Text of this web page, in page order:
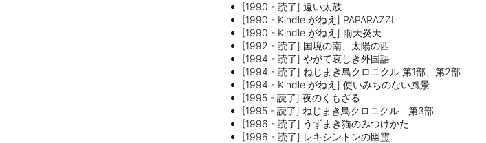
[1990 - 読了] 遠い太鼓
[1990 - Kindle がねえ] PAPARAZZI
[1990 - Kindle がねえ] 雨天炎天
[1992 - 読了] 国境の南、太陽の西
[1994 - 読了] やがて哀しき外国語
[1994 - 読了] ねじまき鳥クロニクル 第1部、第2部
[1994 - Kindle がねえ] 使いみちのない風景
[1995 - 読了] 夜のくもざる
[1995 - 読了] ねじまき鳥クロニクル 第3部
[1996 - 読了] うずまき猫のみつけかた
[1996 - 読了] レキシントンの幽霊